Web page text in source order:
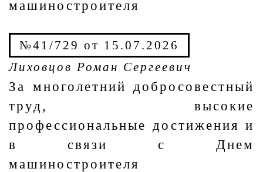
машиностроителя
№41/729 от 15.07.2026
Лиховцов Роман Сергеевич
За многолетний добросовестный
труд, высокие
профессиональные достижения и
в связи с Днем
машиностроителя